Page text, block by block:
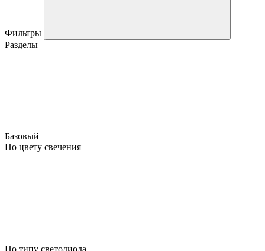
Фильтры
Разделы
Базовый
По цвету свечения
По типу светодиода